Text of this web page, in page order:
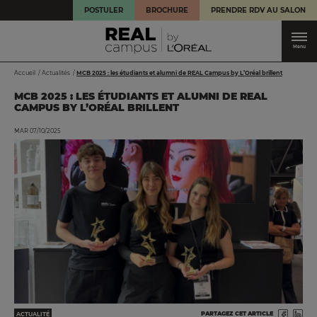
POSTULER BROCHURE PRENDRE RDV AU SALON
Menu
FIL
Accueil Actualités MCB 2025 : les étudiants et alumni de REAL Campus by L’Oréal brillent
MCB 2025 : LES ÉTUDIANTS ET ALUMNI DE REAL
CAMPUS BY L’ORÉAL BRILLENT
MAR 07/10/2025
Image
ACTUALITÉ PARTAGEZ CET ARTICLE